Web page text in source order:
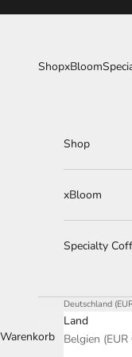
ShopxBloom
Shop
xBloom
Specialty
Deutschland
Land
Belgien (EUR
Warenkorb